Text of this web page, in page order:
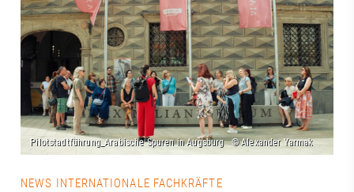
NEWS INTERNATIONALE FACHKRÄFTE